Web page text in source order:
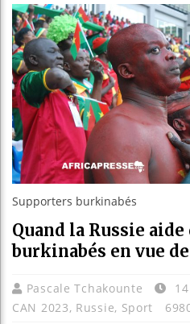
Supporters burkinabés
Quand la Russie
burkinabés en vue
Pascale Tchakounte
CAN 2023, Russie, Sport